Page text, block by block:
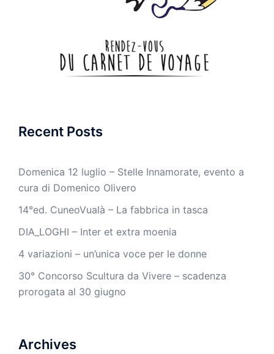
Recent Posts
Domenica 12 luglio – Stelle Innamorate, evento a
cura di Domenico Olivero
14°ed. CuneoVualà – La fabbrica in tasca
DIA_LOGHI – Inter et extra moenia
4 variazioni – un’unica voce per le donne
30° Concorso Scultura da Vivere – scadenza
prorogata al 30 giugno
Archives